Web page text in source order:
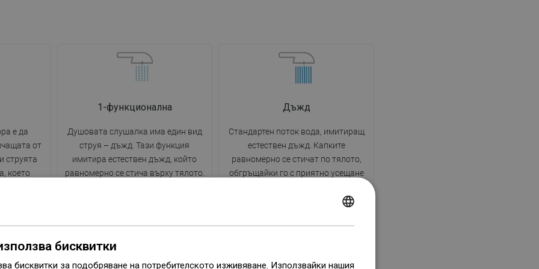
е да
от
струята
което
време на
на
1-функционална
Душовата слушалка има един вид
струя – дъжд. Тази функция
имитира естествен дъжд, който
равномерно се стича върху тялото.
отпускане.
Дъжд
Стандартен поток вода, имитиращ
естествен дъжд. Капките
равномерно се стичат по тялото,
обгръщайки го с приятно усещане
потапяне в релаксиращо и
по време на ежедневния душ.
бисквитки
бисквитки за подобряване на потребителското изживяване. Използвайки нашия